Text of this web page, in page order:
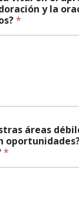
y la
*
áreas
*